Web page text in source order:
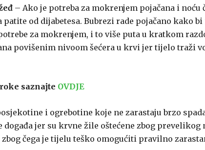
– Ako je potreba za mokrenjem pojačana i noću
od dijabetesa. Bubrezi rade pojačano kako
za mokrenjem, i to više puta u kratkom
povišenim nivoom šećera u krvi jer tijelo traži
saznajte OVDJE
i ogrebotine koje ne zarastaju brzo
događa jer su krvne žile oštećene zbog prevelikog
čega je tijelu teško omogućiti pravilno